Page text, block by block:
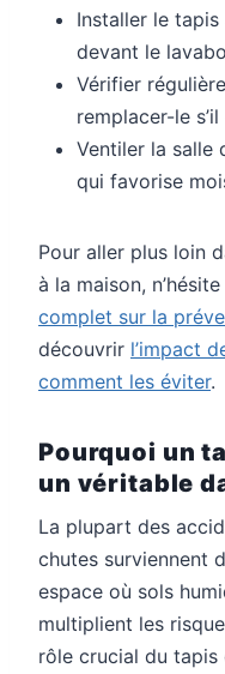
Installer le
devant le
Vérifier
remplacer-le
Ventiler la salle
qui favorise
Pour aller plus loin
à la maison,
complet sur la
découvrir l’impact
comment les éviter.
Pourquoi un
un véritable
La plupart des
chutes surviennent
espace où sols
multiplient les
rôle crucial du tapis